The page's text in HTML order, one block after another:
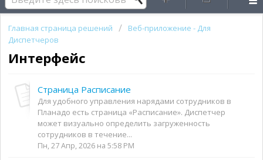
Главная страница решений
Веб-приложение - Для
Диспетчеров
Интерфейс
Страница Расписание
Для удобного управления нарядами сотрудников в
Планадо есть страница «Расписание». Диспетчер
может визуально определить загруженность
сотрудников в течение...
Пн, 27 Апр, 2026 на 5:58 PM